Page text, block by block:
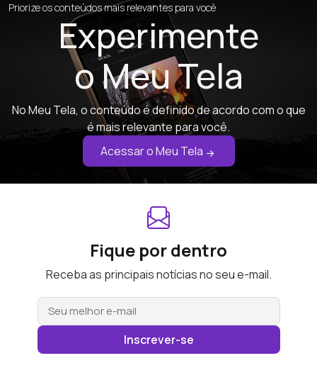
Priorize os conteúdos mais relevantes para você
Experimente
o Meu Tela
No Meu Tela, o conteúdo é definido de acordo com o que
é mais relevante para você.
Acessar o Meu Tela
Fique por dentro
Receba as principais notícias no seu e-mail.
Inscrever-se